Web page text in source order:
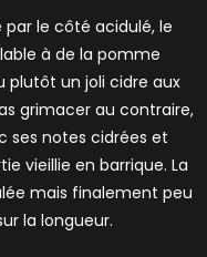
le côté acidulé, le
à de la pomme
un joli cidre aux
grimacer au contraire,
ses notes cidrées et
vieillie en barrique. La
mais finalement peu
la longueur.